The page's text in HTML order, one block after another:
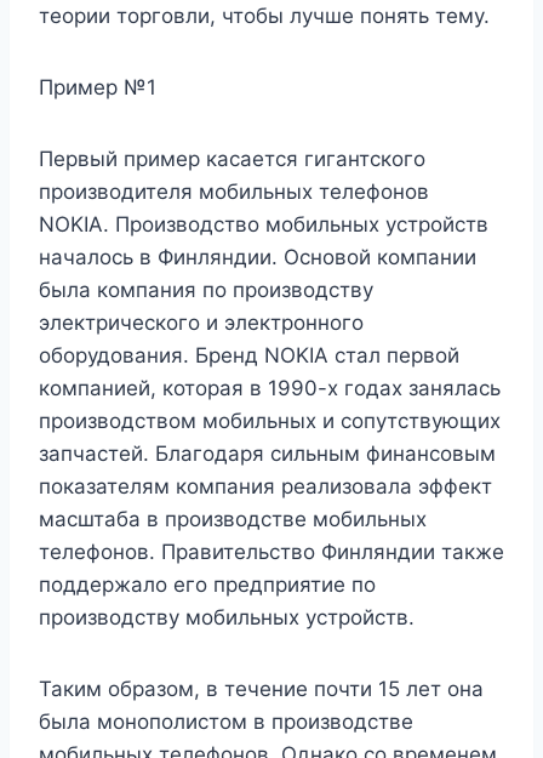
теории торговли, чтобы лучше понять тему.
Пример №1
Первый пример касается гигантского
производителя мобильных телефонов
NOKIA. Производство мобильных устройств
началось в Финляндии. Основой компании
была компания по производству
электрического и электронного
оборудования. Бренд NOKIA стал первой
компанией, которая в 1990-х годах занялась
производством мобильных и сопутствующих
запчастей. Благодаря сильным финансовым
показателям компания реализовала эффект
масштаба в производстве мобильных
телефонов. Правительство Финляндии также
поддержало его предприятие по
производству мобильных устройств.
Таким образом, в течение почти 15 лет она
была монополистом в производстве